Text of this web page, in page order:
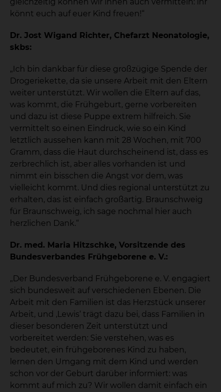
könnt euch auf euer Kind freuen!“
Dr. Jost Wigand Richter, Chefarzt Neonatologie,
skbs:
„Ich bin dankbar für diese großzügige Spende der
Drogeriekette, da sie unsere Arbeit mit den Eltern
weiter unterstützt. Wir wollen die Eltern auf das,
was kommt, die Frühgeburt, gerne vorbereiten
und dazu ist diese Puppe extrem hilfreich. Sie
vermittelt so einen Eindruck, wie so ein Kind
letztlich aussehen kann mit 28 Wochen, mit 700
Gramm, dass die Haut durchscheinend ist, dass es
zerbrechlich ist, aber alles vorhanden ist und
nimmt ein bisschen die Angst vor dem, was
vielleicht kommt. Und dies regional unterstützt zu
erhalten, das ist einfach großartig. Braunschweig
für Braunschweig, ich sage nochmal hier auch
herzlichen Dank.“
Dr. med. Maria Hitzschke, Vorsitzende des
Bundesverbandes Frühgeborene e. V.:
„Der Bundesverband Frühgeborene e. V. engagiert
sich bundesweit auf verschiedenen Ebenen. Die
Arbeit mit den Familien ist das Herzstück unserer
Arbeit, und ‚Lewis‘ trägt dazu bei, dass Familien in
dieser besonderen Zeit unterstützt und
vorbereitet werden: Sie verstehen, was es
bedeutet, ein frühgeborenes Kind zu haben,
lernen den Umgang mit dem Kind und werden
schon vor der Geburt darüber informiert: was
kommt auf mich zu? Wir wollen damit einfach ein